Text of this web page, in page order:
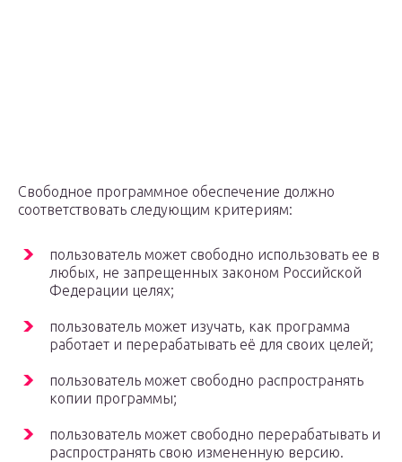
Свободное программное обеспечение должно
соответствовать следующим критериям:
пользователь может свободно использовать ее в
любых, не запрещенных законом Российской
Федерации целях;
пользователь может изучать, как программа
работает и перерабатывать её для своих целей;
пользователь может свободно распространять
копии программы;
пользователь может свободно перерабатывать и
распространять свою измененную версию.